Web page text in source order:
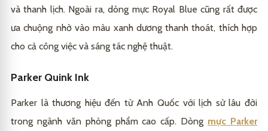
và thanh lịch. Ngoài ra, dòng mực Royal Blue cũng rất được
ưa chuộng nhờ vào màu xanh dương thanh thoát, thích hợp
cho cả công việc và sáng tác nghệ thuật.
Parker Quink Ink
Parker là thương hiệu đến từ Anh Quốc với lịch sử lâu đời
trong ngành văn phòng phẩm cao cấp. Dòng mực Parker